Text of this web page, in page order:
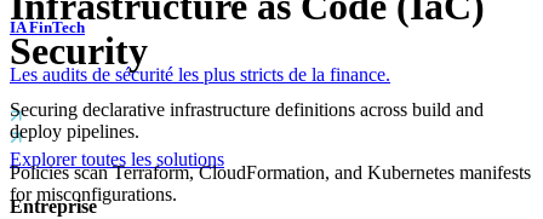
IA FinTech
Les audits de sécurité les plus stricts de la finance.
Explorer toutes les solutions
Entreprise
Security
Securing declarative infrastructure definitions across build and
deploy pipelines.
Policies scan Terraform, CloudFormation, and Kubernetes manifests
for misconfigurations.